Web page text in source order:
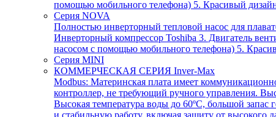
помощью мобильного телефона) 5. Красивый
Серия NOVA
Полностью инверторный тепловой насос для
Инверторный компрессор Toshiba 3. Двигатель
насосом с помощью мобильного телефона) 5.
Серия MINI
КОММЕРЧЕСКАЯ СЕРИЯ Inver-Max
Modbus: Материнская плата имеет
контроллер, не требующий ручного управления.
Высокая температура воды до 60ºC, большой
и стабильную работу, включая защиту от высокого